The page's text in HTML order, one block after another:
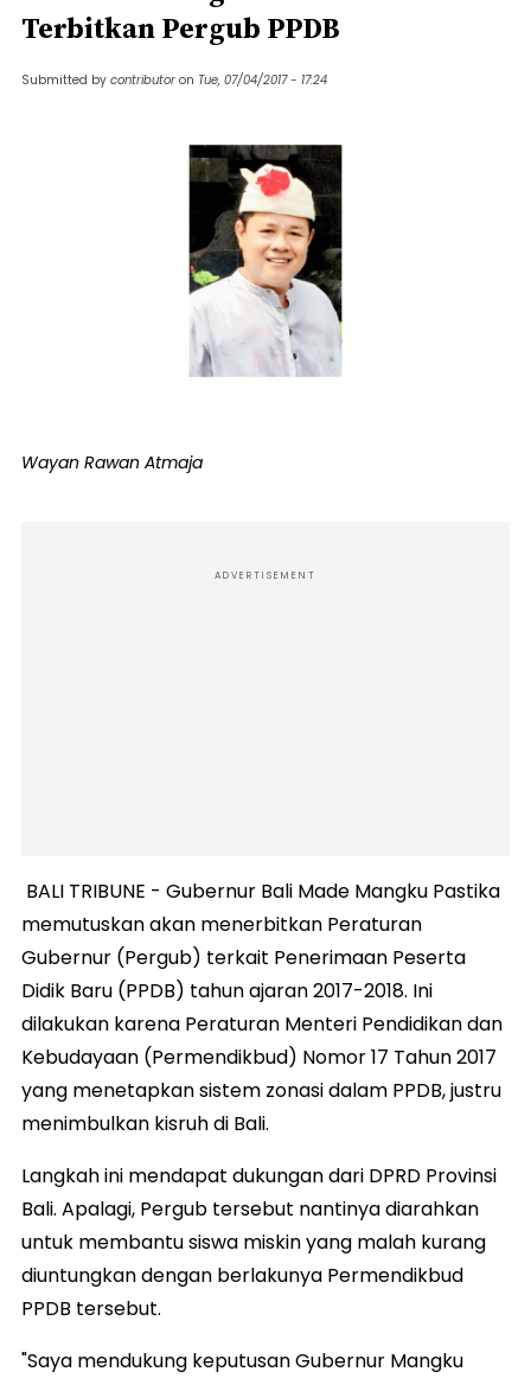
Terbitkan Pergub PPDB
Submitted by contributor on Tue, 07/04/2017 - 17:24
Wayan Rawan Atmaja
ADVERTISEMENT
BALI TRIBUNE - Gubernur Bali Made Mangku Pastika
memutuskan akan menerbitkan Peraturan
Gubernur (Pergub) terkait Penerimaan Peserta
Didik Baru (PPDB) tahun ajaran 2017-2018. Ini
dilakukan karena Peraturan Menteri Pendidikan dan
Kebudayaan (Permendikbud) Nomor 17 Tahun 2017
yang menetapkan sistem zonasi dalam PPDB, justru
menimbulkan kisruh di Bali.
Langkah ini mendapat dukungan dari DPRD Provinsi
Bali. Apalagi, Pergub tersebut nantinya diarahkan
untuk membantu siswa miskin yang malah kurang
diuntungkan dengan berlakunya Permendikbud
PPDB tersebut.
"Saya mendukung keputusan Gubernur Mangku